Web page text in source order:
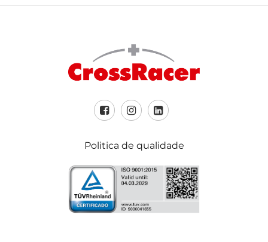
Politica de qualidade